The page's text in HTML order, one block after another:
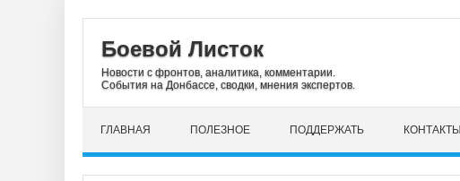
Боевой Листок
Новости с фронтов, аналитика, комментарии.
События на Донбассе, сводки, мнения экспертов.
ГЛАВНАЯ ПОЛЕЗНОЕ ПОДДЕРЖАТЬ КОНТАКТЫ